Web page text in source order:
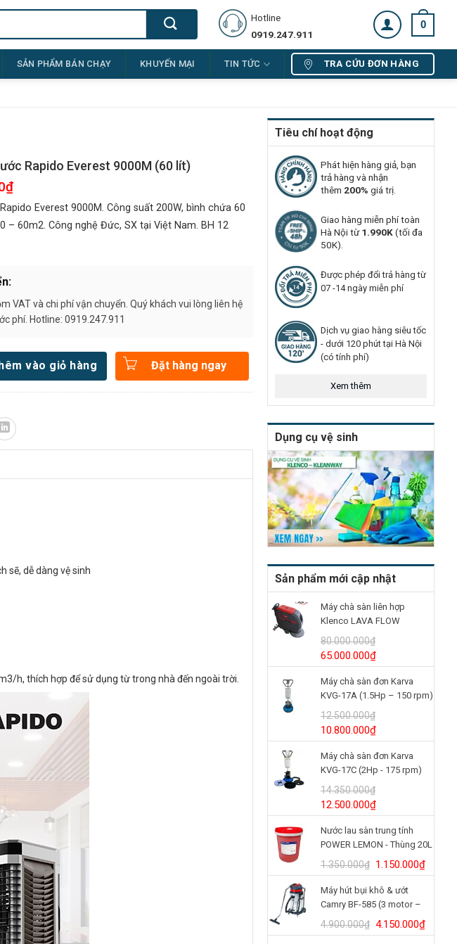
Hotline
0919.247.911
0
SẢN PHẨM BÁN CHẠY KHUYẾN MẠI TIN TỨC TRA CỨU ĐƠN HÀNG
Tiêu chí hoạt động
Phát hiện hàng giả, bạn
trả hàng và nhận
thêm 200% giá trị.
Giao hàng miễn phí toàn
Hà Nội từ1.990K(tối đa
50K).
Được phép đổi trả hàng từ
07 -14 ngày miễn phí
Dịch vụ giao hàng siêu tốc
- dưới 120 phút tại Hà Nội
(có tính phí)
Xem thêm
Dụng cụ vệ sinh
Sản phẩm mới cập nhật
Máy chà sàn liên hợp
Klenco LAVA FLOW
(24V/125Ah)
80.000.000₫
Giá
gốc
là:
80.000.000₫.
65.000.000₫Giá
hiện
tại
là:
Máy chà sàn đơn Karva
KVG-17A (1.5Hp – 150 rpm)
12.500.000₫
Giá
gốc
là:
12.500.000₫.
10.800.000₫Giá
hiện
tại
là:
Máy chà sàn đơn Karva
KVG-17C (2Hp - 175 rpm)
14.350.000₫
Giá
gốc
là:
14.350.000₫.
12.500.000₫Giá
hiện
tại
là:
12.500.000₫.
Nước lau sàn trung tính
POWER LEMON - Thùng 20L
1.350.000₫ Giá
gốc
là:
1.350.000₫.
1.150.000₫Giá
hiện
Máy hút bụi khô & ướt
Camry BF-585 (3 motor –
80L)
4.900.000₫ Giá
gốc
4.150.000₫Giá
hiện
Rapido Everest 9000M (60 lít)
₫Giá
tại
là:
2.950.000₫.
Everest 9000M. Công suất 200W, bình chứa 60
– 60m2. Công nghệ Đức, SX tại Việt Nam. BH 12
VAT và chi phí vận chuyển. Quý khách vui lòng liên hệ
phí. Hotline: 0919.247.911
vào giỏ hàng Đặt hàng ngay
sẽ, dễ dàng vệ sinh
h, thích hợp để sử dụng từ trong nhà đến ngoài trời.